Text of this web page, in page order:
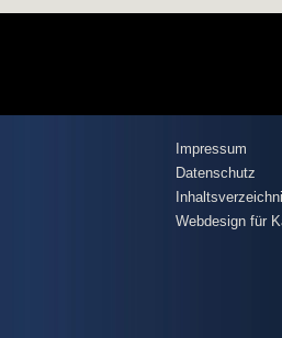
Impressum
Datenschutz
Webdesign für